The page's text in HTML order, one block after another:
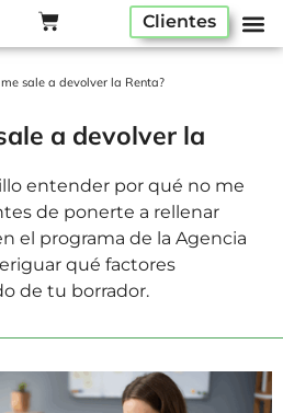
Clientes
me sale a devolver la Renta?
a devolver la
entender por qué no me
de ponerte a rellenar
el programa de la Agencia
qué factores
de tu borrador.